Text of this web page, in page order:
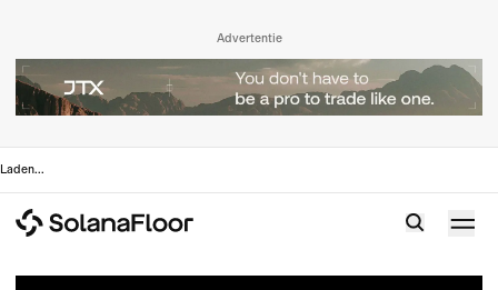
Advertentie
Laden...